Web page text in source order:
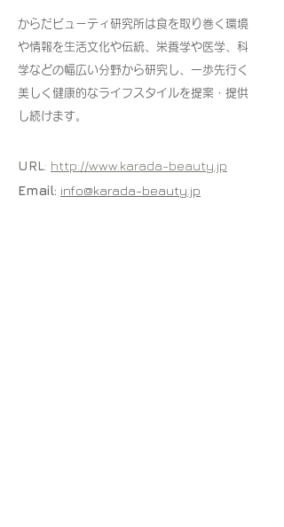
からだビューティ研究所は食を取り巻く環境
や情報を生活文化や伝統、栄養学や医学、科
学などの幅広い分野から研究し、一歩先行く
美しく健康的なライフスタイルを提案・提供
し続けます。
URL: http://www.karada-beauty.jp
Email: info@karada-beauty.jp